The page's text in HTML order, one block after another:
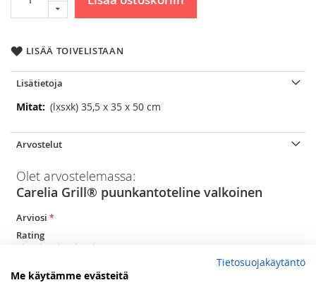
LISÄÄ TOIVELISTAAN
Lisätietoja
Lisätietoja(lxsxk) 35,5 x 35 x 50 cm
Arvostelut
Olet arvostelemassa:
Carelia Grill® puunkantoteline valkoinen
Arviosi
Rating
star
stars
stars
stars
stars
Nimimerkki
Tietosuojakäytäntö
Me käytämme evästeitä